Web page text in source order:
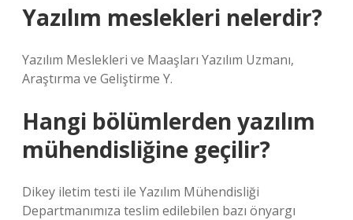
Yazılım meslekleri nelerdir?
Yazılım Meslekleri ve Maaşları Yazılım Uzmanı,
Araştırma ve Geliştirme Y.
Hangi bölümlerden yazılım
mühendisliğine geçilir?
Dikey iletim testi ile Yazılım Mühendisliği
Departmanımıza teslim edilebilen bazı önyargı